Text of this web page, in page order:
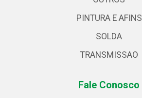
PINTURA E AFINS
SOLDA
TRANSMISSAO
Fale Conosco